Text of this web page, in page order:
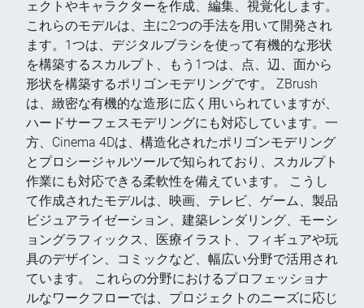
ェクトやキャラクターを作成、編集、視覚化します。
これらのモデルは、主に2つの手法を用いて開発され
ます。1つは、デジタルブラシを使って有機的な形状
を構築するスカルプト、もう1つは、点、辺、面から
形状を構築するポリゴンモデリングです。 ZBrush
は、緻密な有機的な造形に広く用いられていますが、
ハードサーフェスモデリングにも対応しています。一
方、Cinema 4Dは、構造化されたポリゴンモデリング
とプロシージャルツールで知られており、スカルプト
作業にも対応できる柔軟性を備えています。 こうし
て作成されたモデルは、映画、テレビ、ゲーム、製品
ビジュアライゼーション、建築レンダリング、モーシ
ョングラフィックス、医療イラスト、フィギュアや玩
具のデザイン、コミックなど、幅広い分野で活用され
ています。 これらの分野におけるプロフェッショナ
ルなワークフローでは、プロジェクトのニーズに応じ